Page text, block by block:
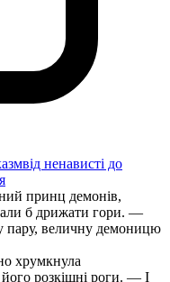
від ненависті до
принц демонів,
б дрижати гори. —
пару, величну демоницю
хрумкнула
розкішні роги. — І